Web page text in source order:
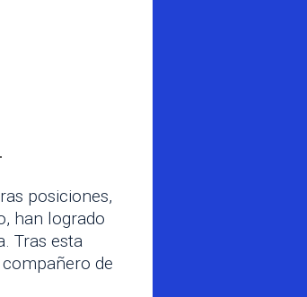
posiciones,
han logrado
Tras esta
de